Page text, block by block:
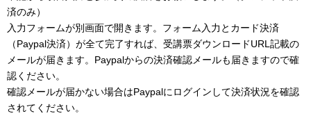
済のみ）
入力フォームが別画面で開きます。フォーム入力とカード決済
（Paypal決済）が全て完了すれば、受講票ダウンロードURL記載の
メールが届きます。Paypalからの決済確認メールも届きますので確
認ください。
確認メールが届かない場合はPaypalにログインして決済状況を確認
されてください。